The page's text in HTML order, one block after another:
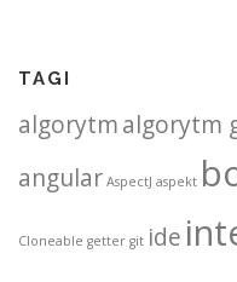
TAGI
algorytmalgorytm
angular AspectJ aspekt
Cloneable getter git ide